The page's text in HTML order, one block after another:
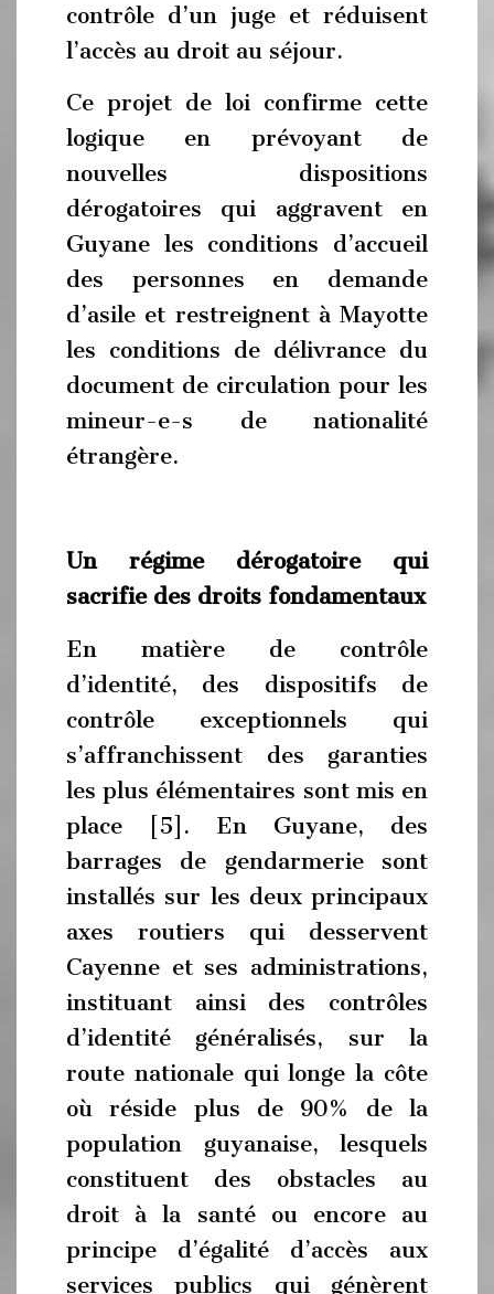
contrôle d’un juge et réduisent
l’accès au droit au séjour.
Ce projet de loi confirme cette
logique en prévoyant de
nouvelles dispositions
dérogatoires qui aggravent en
Guyane les conditions d’accueil
des personnes en demande
d’asile et restreignent à Mayotte
les conditions de délivrance du
document de circulation pour les
mineur-e-s de nationalité
étrangère.
Un régime dérogatoire qui
sacrifie des droits fondamentaux
En matière de contrôle
d’identité, des dispositifs de
contrôle exceptionnels qui
s’affranchissent des garanties
les plus élémentaires sont mis en
place [5]. En Guyane, des
barrages de gendarmerie sont
installés sur les deux principaux
axes routiers qui desservent
Cayenne et ses administrations,
instituant ainsi des contrôles
d’identité généralisés, sur la
route nationale qui longe la côte
où réside plus de 90% de la
population guyanaise, lesquels
constituent des obstacles au
droit à la santé ou encore au
principe d’égalité d’accès aux
services publics qui génèrent